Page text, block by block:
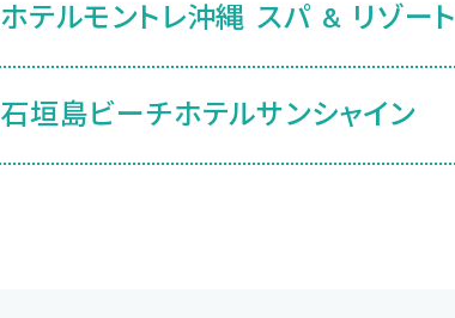
ホテルモントレ沖縄 スパ & リゾート
石垣島ビーチホテルサンシャイン